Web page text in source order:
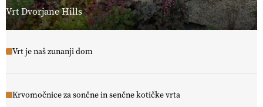
Vrt Dvorjane Hills
Vrt je naš zunanji dom
Krvomočnice za sončne in senčne kotičke vrta